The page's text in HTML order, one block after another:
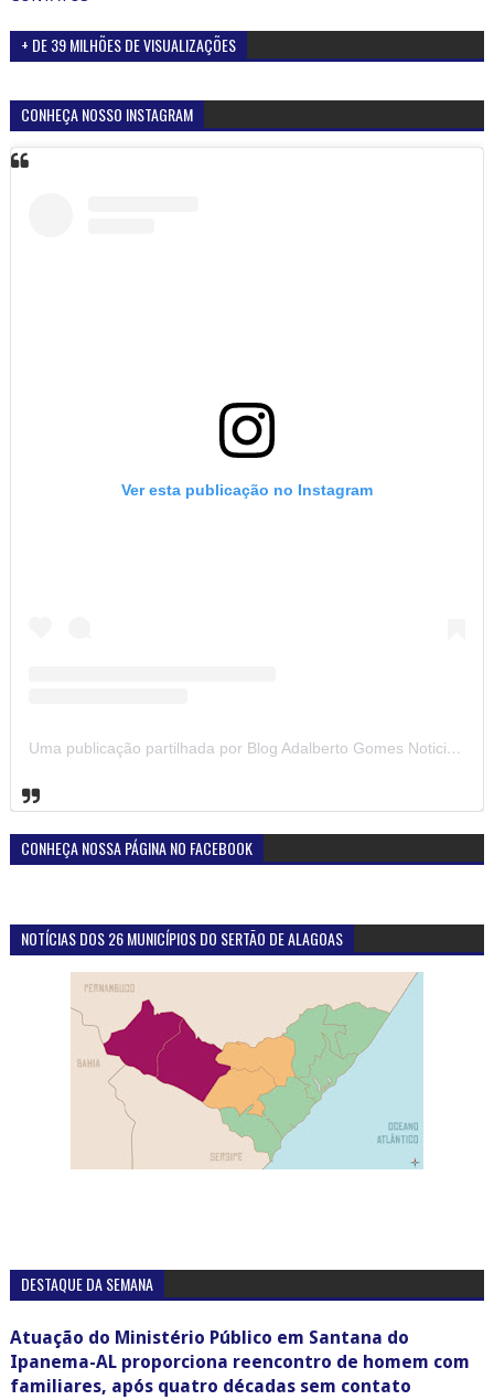
+ DE 39 MILHÕES DE VISUALIZAÇÕES
CONHEÇA NOSSO INSTAGRAM
Ver esta publicação no Instagram
Uma publicação partilhada por Blog Adalberto Gomes Noticias (@blogadalbertogomesnoticiass)
CONHEÇA NOSSA PÁGINA NO FACEBOOK
NOTÍCIAS DOS 26 MUNICÍPIOS DO SERTÃO DE ALAGOAS
DESTAQUE DA SEMANA
Atuação do Ministério Público em Santana do
Ipanema-AL proporciona reencontro de homem com
familiares, após quatro décadas sem contato